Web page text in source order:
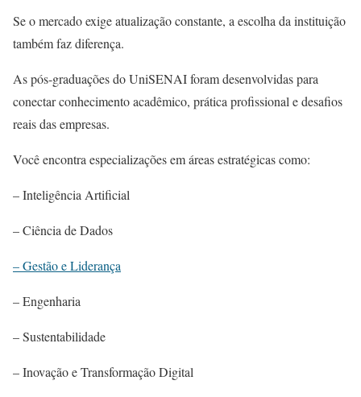
Se o mercado exige atualização constante, a escolha da instituição
também faz diferença.
As pós-graduações do UniSENAI foram desenvolvidas para
conectar conhecimento acadêmico, prática profissional e desafios
reais das empresas.
Você encontra especializações em áreas estratégicas como:
– Inteligência Artificial
– Ciência de Dados
– Gestão e Liderança
– Engenharia
– Sustentabilidade
– Inovação e Transformação Digital